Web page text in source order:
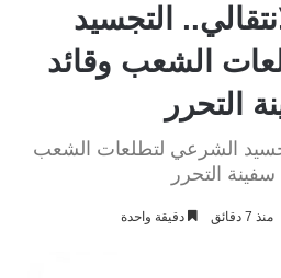
التجسيد
الشعب وقائد
التحرر
الشرعي لتطلعات الشعب
سفينة التحرر
منذ 7 دقائق دقيقة واحدة